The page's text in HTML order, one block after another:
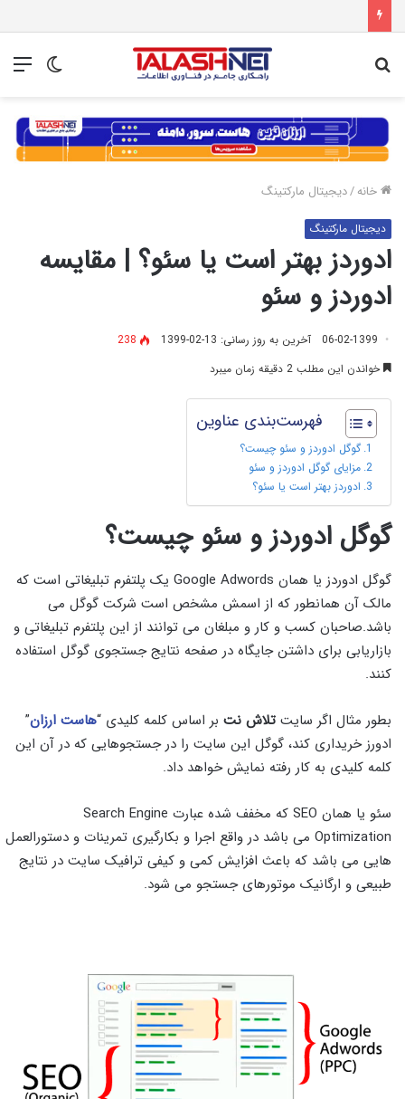
تغییر
خانه/دیجیتال مارکتینگ
دیجیتال مارکتینگ
ادوردز بهتر است یا سئو؟ | مقایسه
ادوردز و سئو
06-02-1399 آخرین به روز رسانی: 13-02-1399
238
خواندن این مطلب 2 دقیقه زمان میبرد
فهرست‌بندی عناوین
گوگل ادوردز و سئو چیست؟
مزایای گوگل ادوردز و سئو
ادوردز بهتر است یا سئو؟
گوگل ادوردز و سئو چیست؟
گوگل ادوردز یا همان Google Adwords یک پلتفرم تبلیغاتی است که
مالک آن همانطور که از اسمش مشخص است شرکت گوگل می
باشد.صاحبان کسب و کار و مبلغان می توانند از این پلتفرم تبلیغاتی و
بازاریابی برای داشتن جایگاه در صفحه نتایج جستجوی گوگل استفاده
کنند.
بطور مثال اگر سایت تلاش نت بر اساس کلمه کلیدی “هاست ارزان”
ادورز خریداری کند، گوگل این سایت را در جستجوهایی که در آن این
کلمه کلیدی به کار رفته نمایش خواهد داد.
سئو یا همان SEO که مخفف شده عبارت Search Engine
Optimization می باشد در واقع اجرا و بکارگیری تمرینات و دستورالعمل
هایی می باشد که باعث افزایش کمی و کیفی ترافیک سایت در نتایج
طبیعی و ارگانیک موتورهای جستجو می شود.